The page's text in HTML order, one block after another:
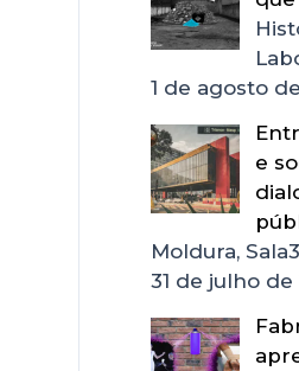
1 de agosto
e
Moldura,
31 de julho de